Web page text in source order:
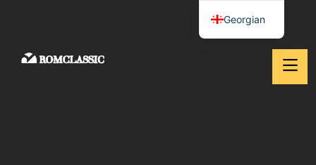
Georgian